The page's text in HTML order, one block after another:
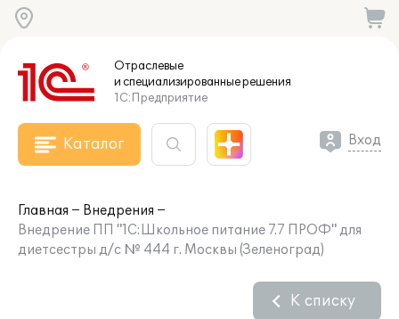
Отраслевые
и специализированныерешения
1С:Предприятие
Каталог Вход
Главная
Внедрения
Внедрение ПП "1С:Школьное питание 7.7 ПРОФ" для
диетсестры д/c № 444 г. Москвы (Зеленоград)
К списку